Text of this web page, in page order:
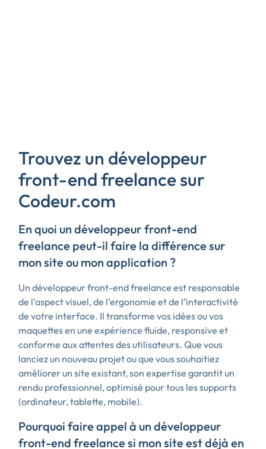
Trouvez un développeur
front-end freelance sur
Codeur.com
En quoi un développeur front-end
freelance peut-il faire la différence sur
mon site ou mon application ?
Un développeur front-end freelance est responsable
de l’aspect visuel, de l’ergonomie et de l’interactivité
de votre interface. Il transforme vos idées ou vos
maquettes en une expérience fluide, responsive et
conforme aux attentes des utilisateurs. Que vous
lanciez un nouveau projet ou que vous souhaitiez
améliorer un site existant, son expertise garantit un
rendu professionnel, optimisé pour tous les supports
(ordinateur, tablette, mobile).
Pourquoi faire appel à un développeur
front-end freelance si mon site est déjà en